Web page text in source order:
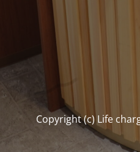
Copyright (c) Life